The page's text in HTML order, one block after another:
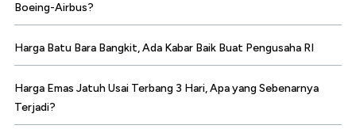
Boeing-Airbus?
Harga Batu Bara Bangkit, Ada Kabar Baik Buat Pengusaha RI
Harga Emas Jatuh Usai Terbang 3 Hari, Apa yang Sebenarnya
Terjadi?